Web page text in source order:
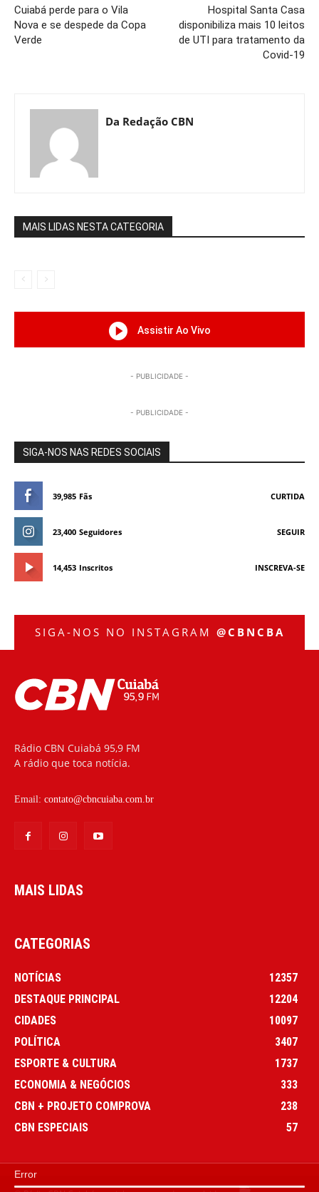
Cuiabá perde para o Vila
Nova e se despede da Copa
Verde
Hospital Santa Casa
disponibiliza mais 10 leitos
de UTI para tratamento da
Covid-19
Da Redação CBN
MAIS LIDAS NESTA CATEGORIA
Assistir Ao Vivo
- PUBLICIDADE -
- PUBLICIDADE -
SIGA-NOS NAS REDES SOCIAIS
39,985 Fãs CURTIDA
23,400 Seguidores SEGUIR
14,453 Inscritos INSCREVA-SE
Error
SIGA-NOS NO INSTAGRAM @CBNCBA
Rádio CBN Cuiabá 95,9 FM
A rádio que toca notícia.
Email: contato@cbncuiaba.com.br
MAIS LIDAS
CATEGORIAS
NOTÍCIAS
12357
DESTAQUE PRINCIPAL
12204
CIDADES
10097
POLÍTICA
3407
ESPORTE & CULTURA
1737
ECONOMIA & NEGÓCIOS
333
CBN + PROJETO COMPROVA
238
CBN ESPECIAIS
57